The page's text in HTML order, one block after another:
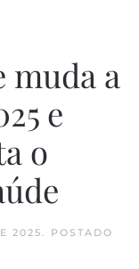
muda a
e
o
2025. POSTADO